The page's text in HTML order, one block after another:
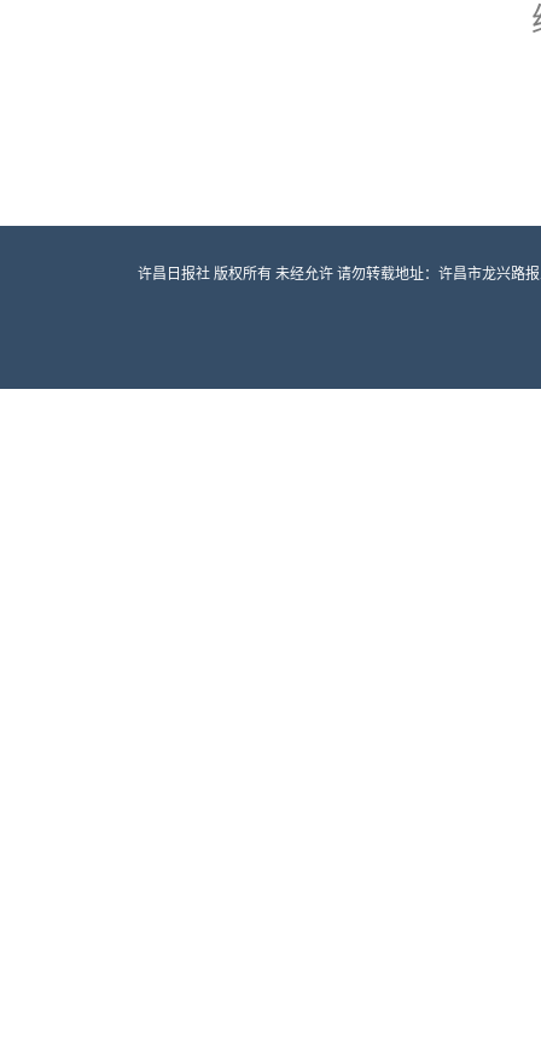
许昌日报社 版权所有 未经允许 请勿转载地址：许昌市龙兴路